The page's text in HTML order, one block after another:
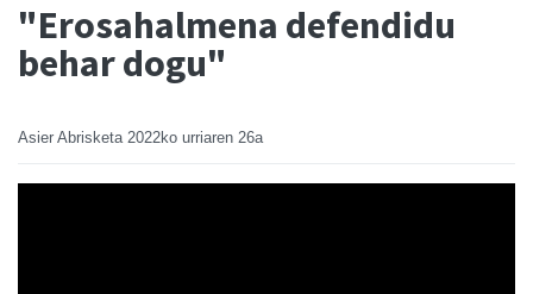
"Erosahalmena defendidu
behar dogu"
Asier Abrisketa 2022ko urriaren 26a